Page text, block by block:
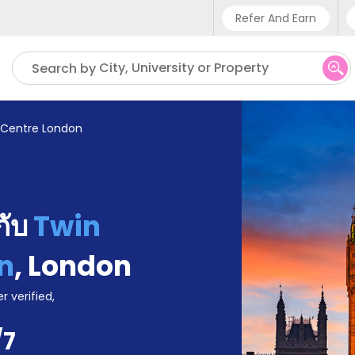
Refer And Earn
Phone
UK -
US -
Search by City, University or Property
London
บTwin
, London
verified,